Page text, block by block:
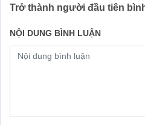
Trở thành người đầu tiên
NỘI DUNG BÌNH LUẬN